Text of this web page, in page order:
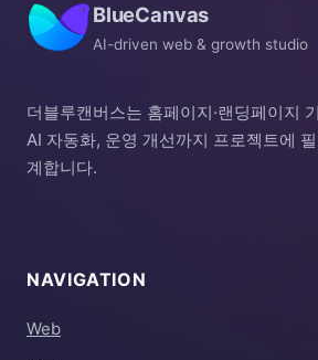
BlueCanvas
AI-driven web & growth studio
더블루캔버스는 홈페이지·랜딩페이지
AI 자동화, 운영 개선까지 프로젝트에
계합니다.
NAVIGATION
Web